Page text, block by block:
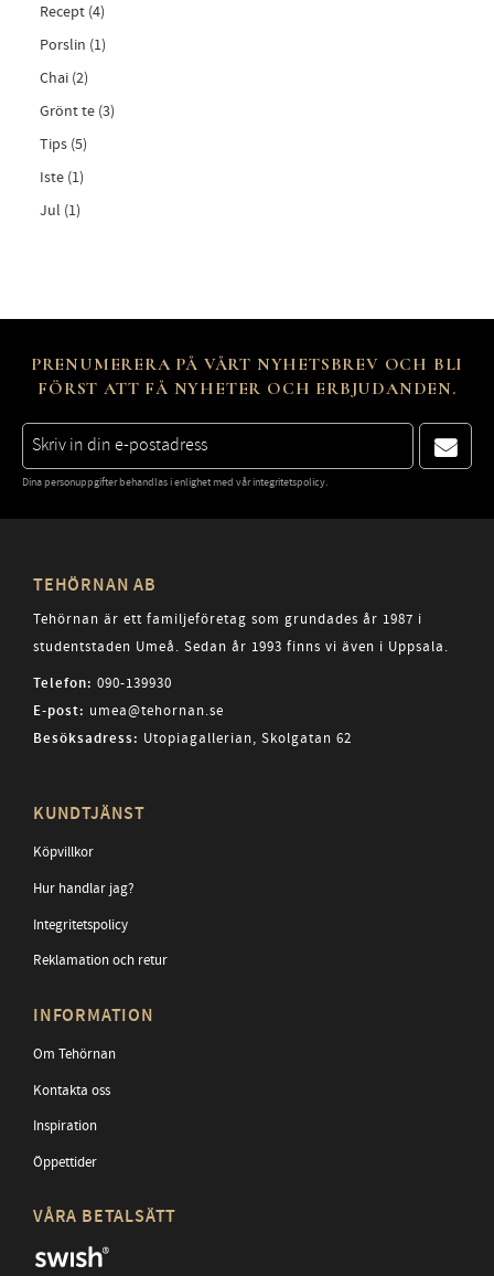
Recept (4)
Porslin (1)
Chai (2)
Grönt te (3)
Tips (5)
Iste (1)
Jul (1)
PRENUMERERA PÅ VÅRT NYHETSBREV OCH BLI
FÖRST ATT FÅ NYHETER OCH ERBJUDANDEN.
Dina personuppgifter behandlas i enlighet med vårintegritetspolicy.
TEHÖRNAN AB
Tehörnan är ett familjeföretag som grundades år 1987 i
studentstaden Umeå. Sedan år 1993 finns vi även i Uppsala.
Telefon: 090-139930
E-post: umea@tehornan.se
Besöksadress: Utopiagallerian, Skolgatan 62
KUNDTJÄNST
Köpvillkor
Hur handlar jag?
Integritetspolicy
Reklamation och retur
INFORMATION
Om Tehörnan
Kontakta oss
Inspiration
Öppettider
VÅRA BETALSÄTT